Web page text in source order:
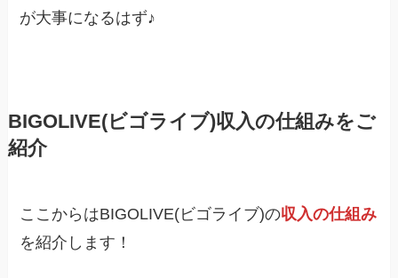
が大事になるはず♪
BIGOLIVE(ビゴライブ)収入の仕組みをご
紹介
ここからはBIGOLIVE(ビゴライブ)の収入の仕組み
を紹介します！